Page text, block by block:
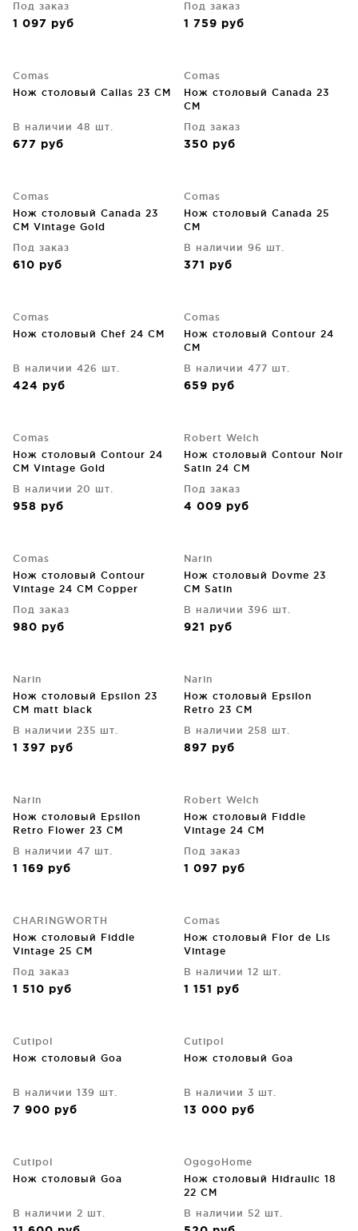
Под заказ
1 097 руб
Под заказ
1 759 руб
Comas
Нож столовый Callas 23 CM
В наличии 48 шт.
677 руб
Comas
Нож столовый Canada 23
CM
Под заказ
350 руб
Comas
Нож столовый Canada 23
CM Vintage Gold
Под заказ
610 руб
Comas
Нож столовый Canada 25
CM
В наличии 96 шт.
371 руб
Comas
Нож столовый Chef 24 CM
В наличии 426 шт.
424 руб
Comas
Нож столовый Contour 24
CM
В наличии 477 шт.
659 руб
Comas
Нож столовый Contour 24
CM Vintage Gold
В наличии 20 шт.
958 руб
Robert Welch
Нож столовый Contour Noir
Satin 24 CM
Под заказ
4 009 руб
Comas
Нож столовый Contour
Vintage 24 CM Copper
Под заказ
980 руб
Narin
Нож столовый Dovme 23
CM Satin
В наличии 396 шт.
921 руб
Narin
Нож столовый Epsilon 23
CM matt black
В наличии 235 шт.
1 397 руб
Narin
Нож столовый Epsilon
Retro 23 CM
В наличии 258 шт.
897 руб
Narin
Нож столовый Epsilon
Retro Flower 23 CM
В наличии 47 шт.
1 169 руб
Robert Welch
Нож столовый Fiddle
Vintage 24 CM
Под заказ
1 097 руб
CHARINGWORTH
Нож столовый Fiddle
Vintage 25 CM
Под заказ
1 510 руб
Comas
Нож столовый Flor de Lis
Vintage
В наличии 12 шт.
1 151 руб
Cutipol
Нож столовый Goa
В наличии 139 шт.
7 900 руб
Cutipol
Нож столовый Goa
В наличии 3 шт.
13 000 руб
Cutipol
Нож столовый Goa
В наличии 2 шт.
OgogoHome
Нож столовый Hidraulic 18
22 CM
В наличии 52 шт.